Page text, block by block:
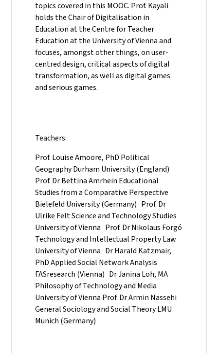
topics covered in this MOOC. Prof. Kayali
holds the Chair of Digitalisation in
Education at the Centre for Teacher
Education at the University of Vienna and
focuses, amongst other things, on user-
centred design, critical aspects of digital
transformation, as well as digital games
and serious games.
Teachers:
Prof. Louise Amoore, PhD Political
Geography Durham University (England)
Prof. Dr Bettina Amrhein Educational
Studies from a Comparative Perspective
Bielefeld University (Germany) Prof. Dr
Ulrike Felt Science and Technology Studies
University of Vienna Prof. Dr Nikolaus Forgó
Technology and Intellectual Property Law
University of Vienna Dr Harald Katzmair,
PhD Applied Social Network Analysis
FASresearch (Vienna) Dr Janina Loh, MA
Philosophy of Technology and Media
University of Vienna Prof. Dr Armin Nassehi
General Sociology and Social Theory LMU
Munich (Germany)